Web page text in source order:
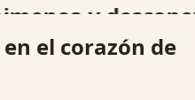
desconexión
familias y grupos que
el corazón de